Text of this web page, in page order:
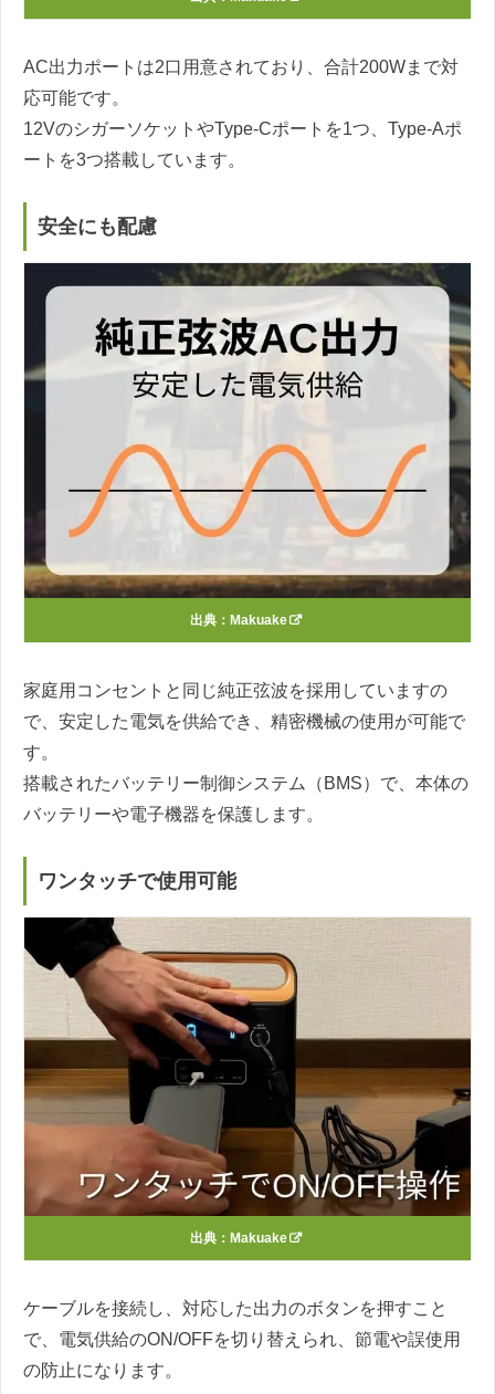
AC出力ポートは2口用意されており、合計200Wまで対
応可能です。
12VのシガーソケットやType-Cポートを1つ、Type-Aポ
ートを3つ搭載しています。
安全にも配慮
出典： Makuake
家庭用コンセントと同じ純正弦波を採用していますの
で、安定した電気を供給でき、精密機械の使用が可能で
す。
搭載されたバッテリー制御システム（BMS）で、本体の
バッテリーや電子機器を保護します。
ワンタッチで使用可能
出典： Makuake
ケーブルを接続し、対応した出力のボタンを押すこと
で、電気供給のON/OFFを切り替えられ、節電や誤使用
の防止になります。